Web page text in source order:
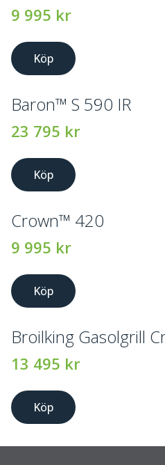
9 995 kr
Köp
Baron™ S 590 IR
23 795 kr
Köp
Crown™ 420
9 995 kr
Köp
Broilking Gasolgrill
13 495 kr
Köp